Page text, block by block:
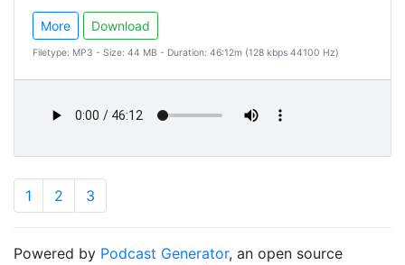
More Download
Filetype: MP3 - Size: 44 MB - Duration: 46:12m (128 kbps 44100 Hz)
1 2 3
Powered by Podcast Generator, an open source